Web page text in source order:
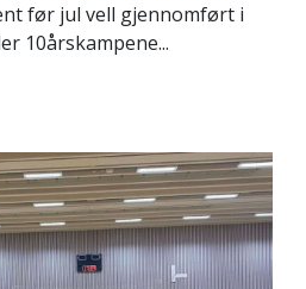
før jul vell gjennomført i
10årskampene...